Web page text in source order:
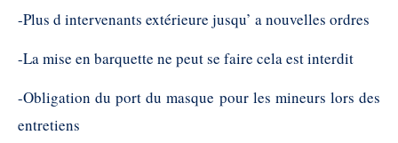
-Plus d intervenants extérieure jusqu’ a nouvelles ordres
-La mise en barquette ne peut se faire cela est interdit
-Obligation du port du masque pour les mineurs lors des
entretiens